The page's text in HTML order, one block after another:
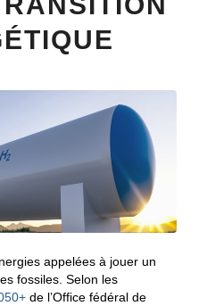
appelées à jouer un
fossiles. Selon les
de l’Office fédéral de